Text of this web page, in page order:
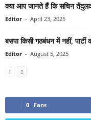
क्या आप जानते हैं कि सचिन
Editor - April 23, 2025
बसपा किसी गठबंधन में नहीं, पार्टी
Editor - August 5, 2025
0 Fans